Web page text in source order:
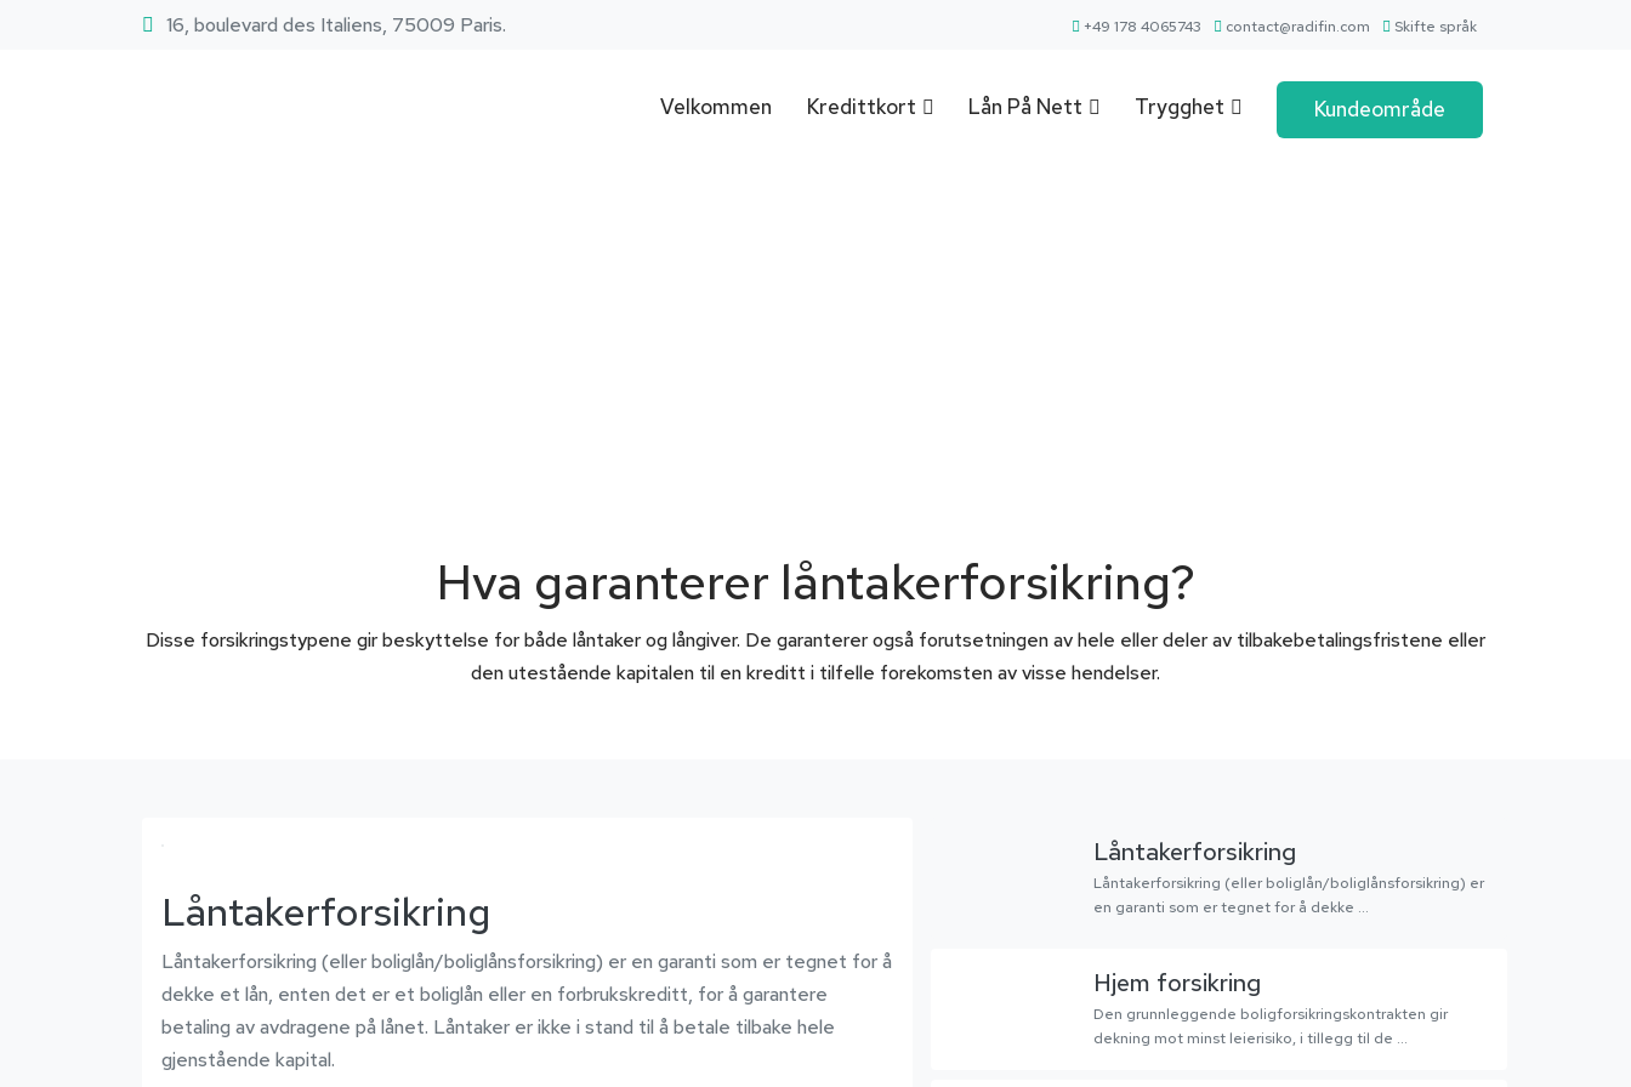
16, boulevard des Italiens, 75009 Paris. +49 178 4065743 contact@radifin.com Skifte språk
Velkommen Kredittkort Lån På Nett Trygghet Kundeområde
Hva garanterer låntakerforsikring?
Disse forsikringstypene gir beskyttelse for både låntaker og långiver. De garanterer også forutsetningen av hele eller deler av tilbakebetalingsfristene eller
den utestående kapitalen til en kreditt i tilfelle forekomsten av visse hendelser.
Låntakerforsikring
Låntakerforsikring (eller boliglån/boliglånsforsikring) er en garanti som er tegnet for å
dekke et lån, enten det er et boliglån eller en forbrukskreditt, for å garantere
betaling av avdragene på lånet. Låntaker er ikke i stand til å betale tilbake hele
gjenstående kapital.
Låntakerforsikring
Låntakerforsikring (eller boliglån/boliglånsforsikring) er
en garanti som er tegnet for å dekke ...
Hjem forsikring
Den grunnleggende boligforsikringskontrakten gir
dekning mot minst leierisiko, i tillegg til de ...